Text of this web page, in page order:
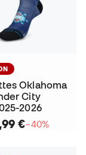
Oklahoma
City
2026
€−40%